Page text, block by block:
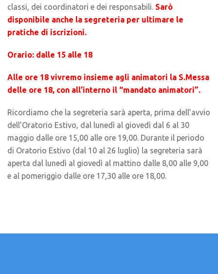
classi, dei coordinatori e dei responsabili. Sarò
disponibile anche la segreteria per ultimare le
pratiche di iscrizioni.
Orario: dalle 15 alle 18
Alle ore 18 vivremo insieme agli animatori la S.Messa
delle ore 18, con all’interno il “mandato animatori”.
Ricordiamo che la segreteria sarà aperta, prima dell’avvio
dell’Oratorio Estivo, dal lunedì al giovedì dal 6 al 30
maggio dalle ore 15,00 alle ore 19,00. Durante il periodo
di Oratorio Estivo (dal 10 al 26 luglio) la segreteria sarà
aperta dal lunedì al giovedì al mattino dalle 8,00 alle 9,00
e al pomeriggio dalle ore 17,30 alle ore 18,00.